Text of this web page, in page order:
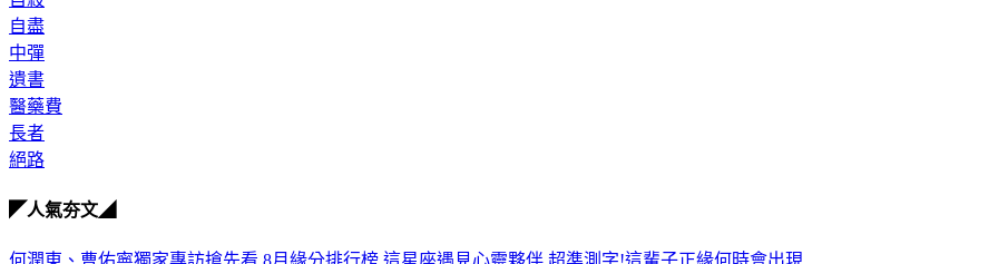
自盡
中彈
遺書
醫藥費
長者
絕路
◤人氣夯文◢